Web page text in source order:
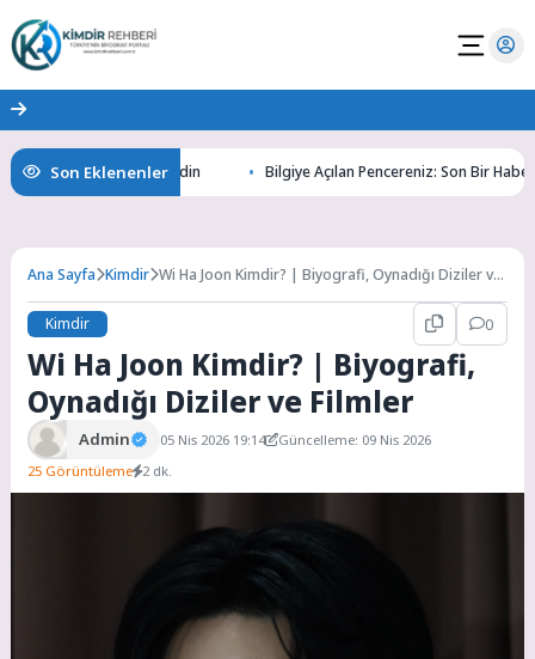
Son Eklenenler
Gizemlerini Keşfedin Bilgiye Açılan Pencereniz: Son Bir Haber ile
Ana Sayfa Kimdir Wi Ha Joon Kimdir? | Biyografi, Oynadığı Diziler ve
Kimdir
0
Wi Ha Joon Kimdir? | Biyografi,
Oynadığı Diziler ve Filmler
Admin 05 Nis 2026 19:14
Güncelleme: 09 Nis 2026
25 Görüntüleme 2 dk.